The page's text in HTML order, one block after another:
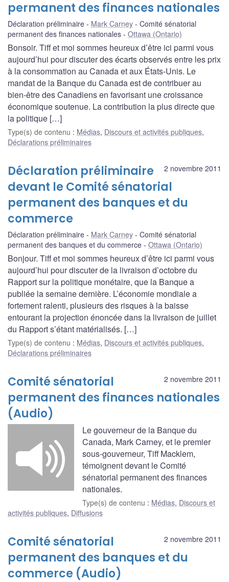
permanent des finances nationales
Déclaration préliminaire Mark Carney
Comité sénatorial
permanent des finances nationales
Ottawa (Ontario)
Bonsoir. Tiff et moi sommes heureux d’être ici parmi vous
aujourd’hui pour discuter des écarts observés entre les prix
à la consommation au Canada et aux États-Unis. Le
mandat de la Banque du Canada est de contribuer au
bien-être des Canadiens en favorisant une croissance
économique soutenue. La contribution la plus directe que
la politique […]
Type(s) de contenu : Médias, Discours et activités publiques,
Déclarations préliminaires
2 novembre 2011
Déclaration préliminaire
devant le Comité sénatorial
permanent des banques et du
commerce
Déclaration préliminaire Mark Carney
Comité sénatorial
permanent des banques et du commerce
Ottawa (Ontario)
Bonjour. Tiff et moi sommes heureux d’être ici parmi vous
aujourd’hui pour discuter de la livraison d’octobre du
Rapport sur la politique monétaire, que la Banque a
publiée la semaine dernière. L’économie mondiale a
fortement ralenti, plusieurs des risques à la baisse
entourant la projection énoncée dans la livraison de juillet
du Rapport s’étant matérialisés. […]
Type(s) de contenu : Médias, Discours et activités publiques,
Déclarations préliminaires
2 novembre 2011
Comité sénatorial
permanent des finances nationales
(Audio)
Le gouverneur de la Banque du
Canada, Mark Carney, et le premier
sous-gouverneur, Tiff Macklem,
témoignent devant le Comité
sénatorial permanent des finances
nationales.
Type(s) de contenu : Médias, Discours et
activités publiques, Diffusions
2 novembre 2011
Comité sénatorial
permanent des banques et du
commerce (Audio)